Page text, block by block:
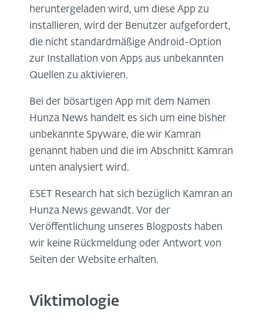
heruntergeladen wird, um diese App zu
installieren, wird der Benutzer aufgefordert,
die nicht standardmäßige Android-Option
zur Installation von Apps aus unbekannten
Quellen zu aktivieren.
Bei der bösartigen App mit dem Namen
Hunza News handelt es sich um eine bisher
unbekannte Spyware, die wir Kamran
genannt haben und die im Abschnitt Kamran
unten analysiert wird.
ESET Research hat sich bezüglich Kamran an
Hunza News gewandt. Vor der
Veröffentlichung unseres Blogposts haben
wir keine Rückmeldung oder Antwort von
Seiten der Website erhalten.
Viktimologie